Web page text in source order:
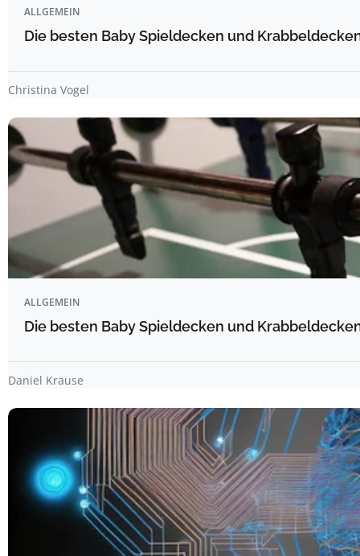
ALLGEMEIN
Die besten Baby Spieldecken und
Christina Vogel
ALLGEMEIN
Die besten Baby Spieldecken und
Daniel Krause